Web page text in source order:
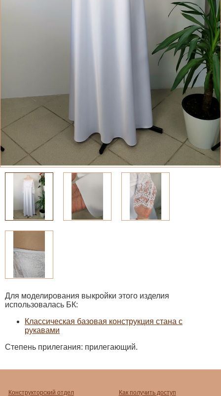
Для моделирования выкройки этого изделия
использовалась БК:
Классическая базовая конструкция стана с
рукавами
Степень прилегания: прилегающий.
Конструкторский отдел Как получить доступ